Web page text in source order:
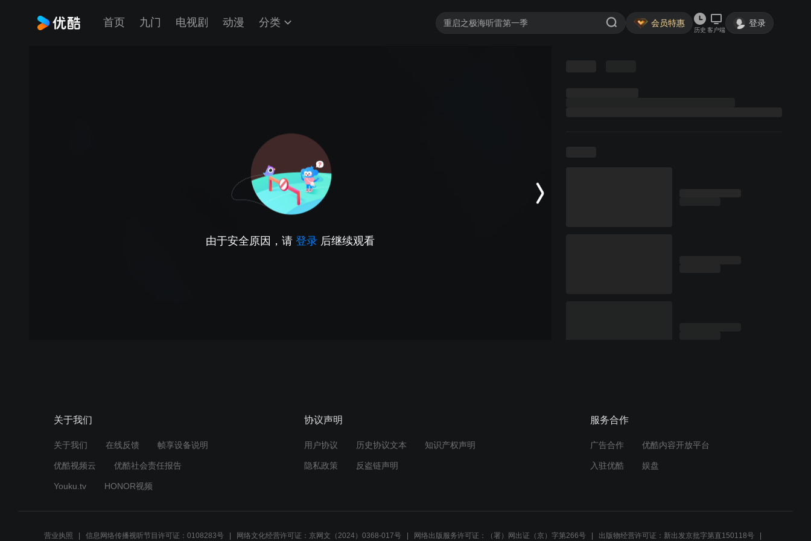
首页 九门 电视剧 动漫 分类 会员特惠
历史 客户端
登录
由于安全原因，请 登录 后继续观看
关于我们
关于我们 在线反馈 帧享设备说明
优酷视频云 优酷社会责任报告
Youku.tv HONOR视频
协议声明
用户协议 历史协议文本 知识产权声明
隐私政策 反盗链声明
服务合作
广告合作 优酷内容开放平台
入驻优酷 娱盘
营业执照 信息网络传播视听节目许可证：0108283号 网络文化经营许可证：京网文（2024）0368-017号 网络出版服务许可证：（署）网出证（京）字第266号 出版物经营许可证：新出发京批字第直150118号